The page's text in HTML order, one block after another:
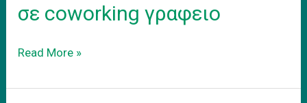
σε coworking γραφειο
Downsizing
γραφειο
Read More »